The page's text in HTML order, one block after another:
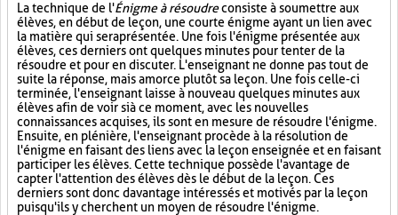
La technique de l'Énigme à résoudreconsiste à soumettre aux
élèves, en début de leçon, une courte énigme ayant un lien avec
la matière qui sera présentée. Une fois l'énigme présentée aux
élèves, ces derniers ont quelques minutes pour tenter de la
résoudre et pour en discuter. L'enseignant ne donne pas tout de
suite la réponse, mais amorce plutôt sa leçon. Une fois celle-ci
terminée, l'enseignant laisse à nouveau quelques minutes aux
élèves afin de voir si à ce moment, avec les nouvelles
connaissances acquises, ils sont en mesure de résoudre l'énigme.
Ensuite, en plénière, l'enseignant procède à la résolution de
l'énigme en faisant des liens avec la leçon enseignée et en faisant
participer les élèves. Cette technique possède l'avantage de
capter l'attention des élèves dès le début de la leçon. Ces
derniers sont donc davantage intéressés et motivés par la leçon
puisqu'ils y cherchent un moyen de résoudre l'énigme.